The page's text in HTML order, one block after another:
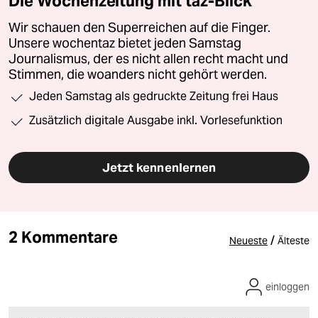
Wir schauen den Superreichen auf die Finger.
Unsere wochentaz bietet jeden Samstag
Journalismus, der es nicht allen recht macht und
Stimmen, die woanders nicht gehört werden.
Jeden Samstag als gedruckte Zeitung frei Haus
Zusätzlich digitale Ausgabe inkl. Vorlesefunktion
Jetzt kennenlernen
2 Kommentare Neueste / Älteste
einloggen